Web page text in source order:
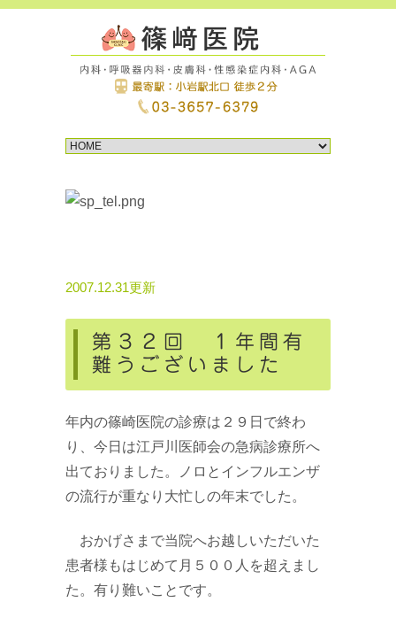
2007.12.31更新
第３２回 １年間有
難うございました
年内の篠崎医院の診療は２９日で終わ
り、今日は江戸川医師会の急病診療所へ
出ておりました。ノロとインフルエンザ
の流行が重なり大忙しの年末でした。
おかげさまで当院へお越しいただいた
患者様もはじめて月５００人を超えまし
た。有り難いことです。